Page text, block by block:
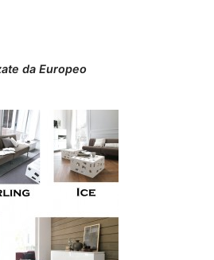
da Europeo